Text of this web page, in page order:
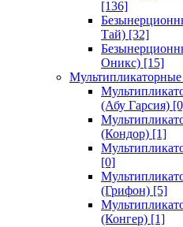
[136]
Тай) [32]
Оникс) [15]
(Абу Гарсия)
(Кондор) [1]
[0]
(Грифон) [5]
(Конгер) [1]